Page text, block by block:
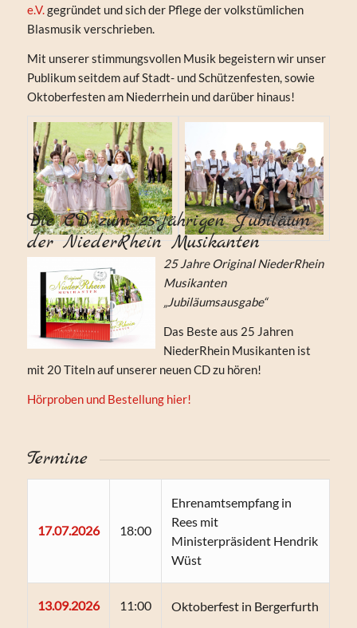
e.V.gegründet und sich der Pflege der volkstümlichen
Blasmusik verschrieben.
Mit unserer stimmungsvollen Musik begeistern wir unser
Publikum seitdem auf Stadt- und Schützenfesten, sowie
Oktoberfesten am Niederrhein und darüber hinaus!
Die CD zum 25-jährigen Jubiläum
der NiederRhein Musikanten
25 Jahre Original NiederRhein
Musikanten
„Jubiläumsausgabe“
Das Beste aus 25 Jahren
NiederRhein Musikanten ist
mit 20 Titeln auf unserer neuen CD zu hören!
Hörproben und Bestellung hier!
Termine
17.07.2026 18:00
Ehrenamtsempfang in
Rees mit
Ministerpräsident Hendrik
Wüst
13.09.2026 11:00 Oktoberfest in Bergerfurth